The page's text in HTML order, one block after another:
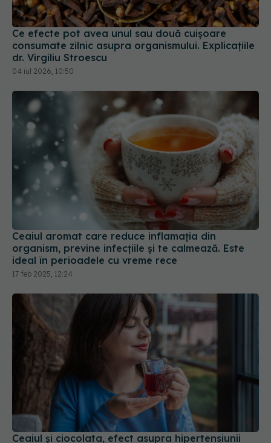
Ce efecte pot avea unul sau două cuișoare
consumate zilnic asupra organismului. Explicațiile
dr. Virgiliu Stroescu
04 iul 2026, 10:50
Ceaiul aromat care reduce inflamația din
organism, previne infecțiile și te calmează. Este
ideal în perioadele cu vreme rece
17 feb 2025, 12:24
Ceaiul și ciocolata, efect asupra hipertensiunii
arteriale
25 mai 2025, 19:00